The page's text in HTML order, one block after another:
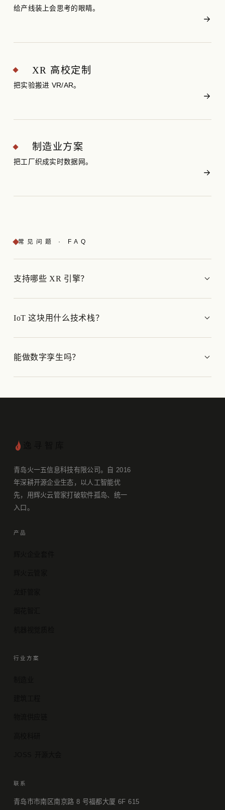
给产线装上会思考的眼睛。
XR 高校定制
把实验搬进 VR/AR。
制造业方案
把工厂织成实时数据网。
常见问题 · FAQ
支持哪些 XR 引擎？
IoT 这块用什么技术栈？
能做数字孪生吗？
青岛火一五信息科技有限公司。自 2016
年深耕开源企业生态，以人工智能优
先，用辉火云管家打破软件孤岛、统一
入口。
产品
行业方案
联系
青岛市市南区南京路 8 号福都大厦 6F 615